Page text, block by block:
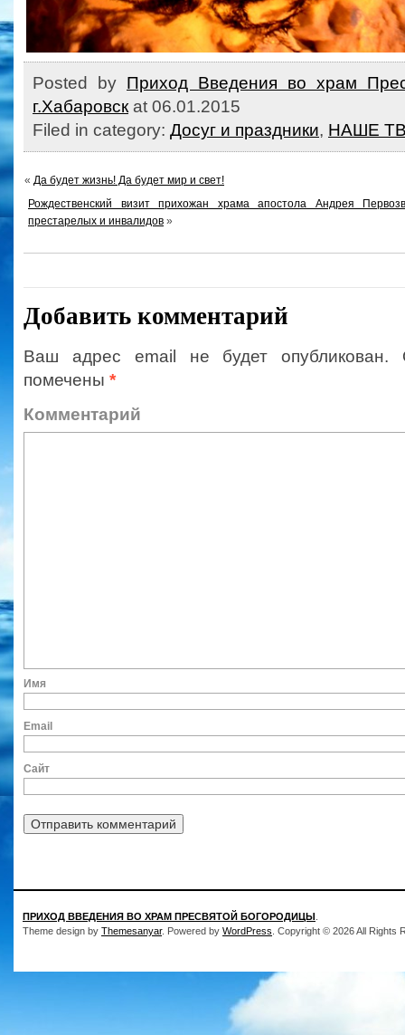
Posted by Приход Введения во храм
г.Хабаровск at 06.01.2015
Filed in category: Досуг и праздники, НАШЕ
« Да будет жизнь! Да будет мир и свет!
Рождественский визит прихожан храма апостола Андрея
престарелых и инвалидов »
Добавить комментарий
Ваш адрес email не будет опубликован.
помечены *
Сайт
ПРИХОД ВВЕДЕНИЯ ВО ХРАМ ПРЕСВЯТОЙ БОГОРОДИЦЫ
Theme design by Themesanyar. Powered by WordPress . Copyright © 2026 All Rights